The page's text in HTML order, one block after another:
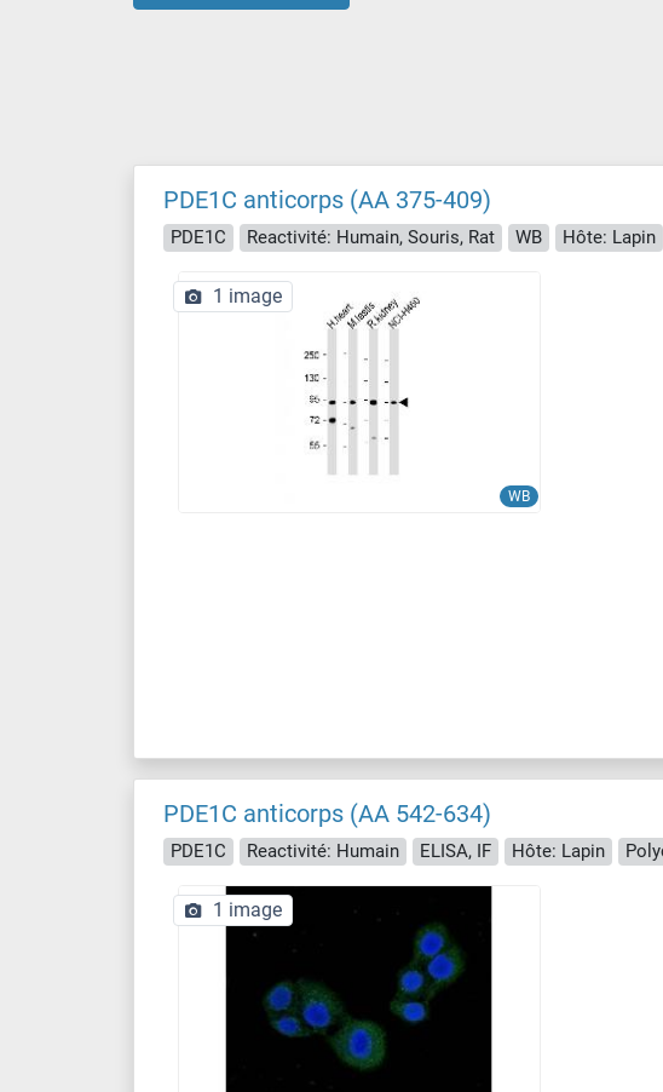
PDE1C anticorps (AA 375-409)
PDE1C Reactivité: Humain, Souris, Rat WB Hôte: Lapin
WB
1 image
PDE1C anticorps (AA 542-634)
PDE1C Reactivité: Humain ELISA, IF Hôte: Lapin
1 image